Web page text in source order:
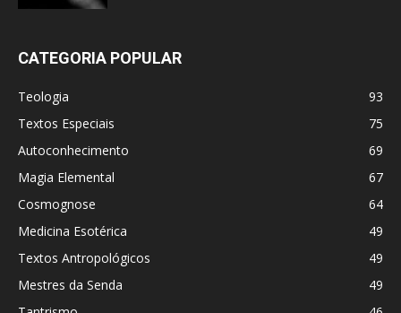
CATEGORIA POPULAR
Teologia
93
Textos Especiais
75
Autoconhecimento
69
Magia Elemental
67
Cosmognose
64
Medicina Esotérica
49
Textos Antropológicos
49
Mestres da Senda
49